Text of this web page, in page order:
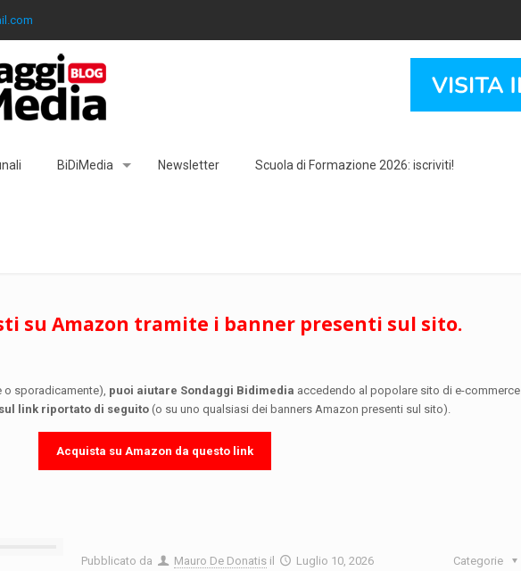
BiDiMedia Newsletter Scuola di Formazione 2026: iscriviti!
su Amazon tramite i banner presenti sul sito.
o sporadicamente), puoi aiutare Sondaggi Bidimedia accedendo al popolare sito di e-commerce
link riportato di seguito(o su uno qualsiasi dei banners Amazon presenti sul sito).
Acquista su Amazon da questo link
Pubblicato da Mauro De Donatis il Luglio 10, 2026 Categorie